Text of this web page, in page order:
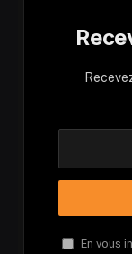
En vous